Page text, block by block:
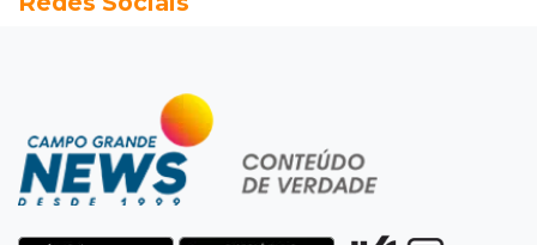
Rio Anhanduí
Cágado surge na Ernesto Geisel e motorista
encara barranco para ajudar